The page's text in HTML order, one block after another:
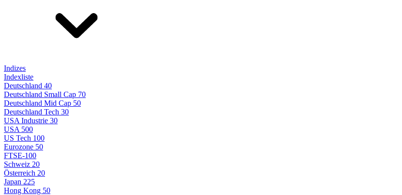
Indizes
Indexliste
Deutschland 40
Deutschland Small Cap 70
Deutschland Mid Cap 50
Deutschland Tech 30
USA Industrie 30
USA 500
US Tech 100
Eurozone 50
FTSE-100
Schweiz 20
Österreich 20
Japan 225
Hong Kong 50